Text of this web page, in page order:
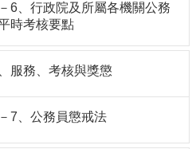
6、行政院及所屬各機關公務
時考核要點
服務、考核與獎懲
7、公務員懲戒法